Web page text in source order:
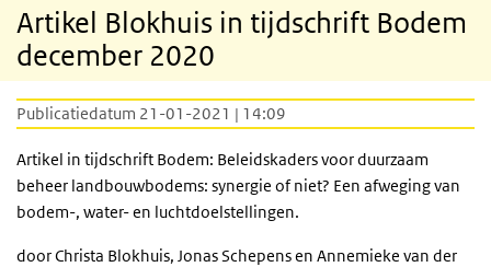
Artikel Blokhuis in tijdschrift Bodem
december 2020
Publicatiedatum 21-01-2021 | 14:09
Artikel in tijdschrift Bodem: Beleidskaders voor duurzaam
beheer landbouwbodems: synergie of niet? Een afweging van
bodem-, water- en luchtdoelstellingen.
door Christa Blokhuis, Jonas Schepens en Annemieke van der